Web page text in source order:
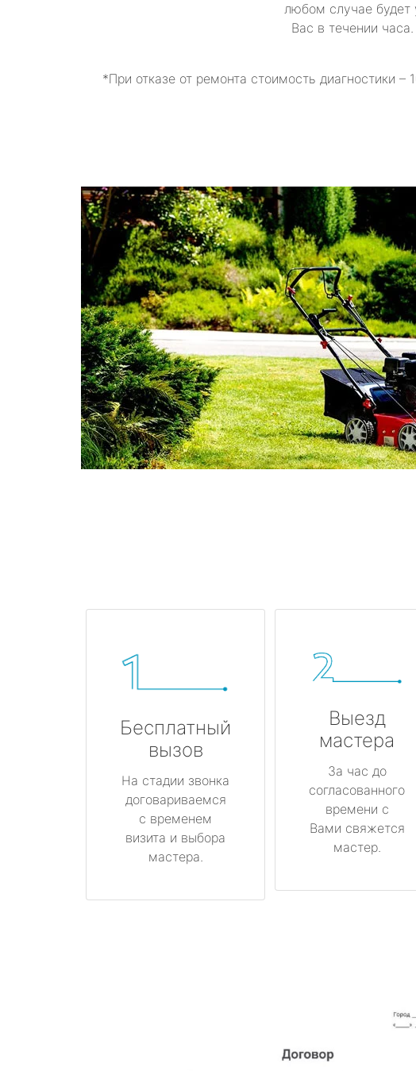
любом случае будет
Вас в течении часа.
*При отказе от ремонта стоимость диагностики –
Бесплатный
вызов
На стадии звонка
договариваемся
с временем
визита и выбора
мастера.
Выезд
мастера
За час до
согласованного
времени с
Вами свяжется
мастер.